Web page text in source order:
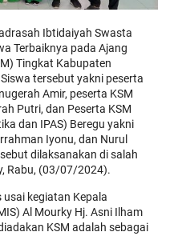
Ibtidaiyah Swasta
Terbaiknya pada Ajang
Tingkat Kabupaten
tersebut yakni peserta
Amir, peserta KSM
Putri, dan Peserta KSM
dan IPAS) Beregu yakni
Iyonu, dan Nurul
dilaksanakan di salah
Rabu, (03/07/2024).
kegiatan Kepala
Al Mourky Hj. Asni Ilham
KSM adalah sebagai